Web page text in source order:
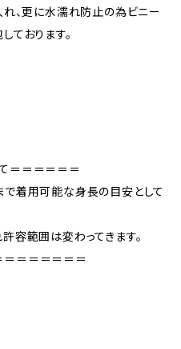
、更に水濡れ防止の為ビニー
ております。
＝＝＝＝＝＝
着用可能な身長の目安として
容範囲は変わってきます。
＝＝＝＝＝＝